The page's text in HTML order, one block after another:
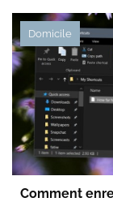
Domicile
Comment